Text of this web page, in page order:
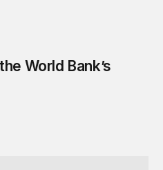
World Bank’s
climate change